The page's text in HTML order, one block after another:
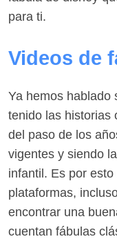
para ti.
Videos de
Ya hemos hablado
tenido las historias
del paso de los
vigentes y siendo
infantil. Es por
plataformas,
encontrar una
cuentan fábulas